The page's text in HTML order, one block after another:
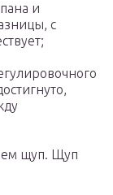
и
с
щуп. Щуп